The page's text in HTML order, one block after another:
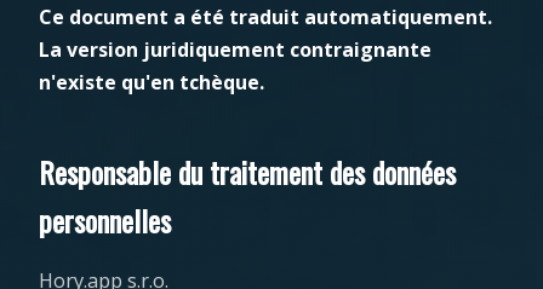
Ce document a été traduit automatiquement.
La version juridiquement contraignante
n'existe qu'en tchèque.
Responsable du traitement des données
personnelles
Hory.app s.r.o.